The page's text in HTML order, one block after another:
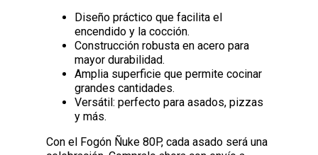
Diseño práctico que facilita el
encendido y la cocción.
Construcción robusta en acero para
mayor durabilidad.
Amplia superficie que permite cocinar
grandes cantidades.
Versátil: perfecto para asados, pizzas
y más.
Con el Fogón Ñuke 80P, cada asado será una